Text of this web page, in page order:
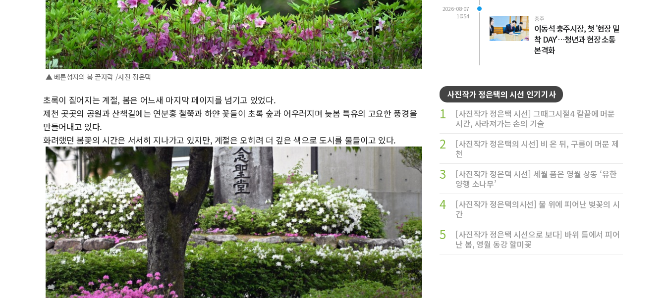
▲ 베론성지의 봄 끝자락 /사진 정은택
초록이 짙어지는 계절, 봄은 어느새 마지막 페이지를 넘기고 있었다.
제천 곳곳의 공원과 산책길에는 연분홍 철쭉과 하얀 꽃들이 초록 숲과 어우러지며 늦봄 특유의 고요한 풍경을
만들어내고 있다.
화려했던 봄꽃의 시간은 서서히 지나가고 있지만, 계절은 오히려 더 깊은 색으로 도시를 물들이고 있다.
2026-08-07
10:54
충주
이동석 충주시장, 첫 '현장 밀
착 DAY'…청년과 현장 소통
본격화
사진작가 정은택의 시선 인기기사
1
[사진작가 정은택 시선] 그때그시절4 칼끝에 머문
시간, 사라져가는 손의 기술
2
[사진작가 정은택의 시선] 비 온 뒤, 구름이 머문 제
천
3
[사진작가 정은택 시선] 세월 품은 영월 상동 ‘유한
양행 소나무’
4
[사진작가 정은택의시선] 물 위에 피어난 벚꽃의 시
간
5
[사진작가 정은택 시선으로 보다] 바위 틈에서 피어
난 봄, 영월 동강 할미꽃